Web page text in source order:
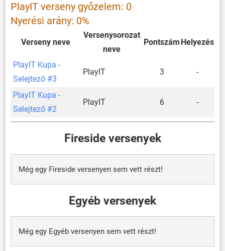
PlayIT verseny győzelem: 0
Nyerési arány: 0%
Verseny neve
Versenysorozat
neve
Pontszám Helyezés
PlayIT Kupa -
Selejtező #3
PlayIT 3 -
PlayIT Kupa -
Selejtező #2
PlayIT 6 -
Fireside versenyek
Még egy Fireside versenyen sem vett részt!
Egyéb versenyek
Még egy Egyéb versenyen sem vett részt!